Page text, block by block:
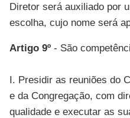
Diretor será auxiliado por
escolha, cujo nome será
Artigo 9º - São
I. Presidir as reuniões do
e da Congregação, com
qualidade e executar as